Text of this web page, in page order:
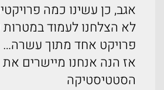
אגב, כן עשינו כמה
פרויקט אחד מתוך עשרה…
אז הנה אנחנו מיישרים את
הסטטיסטיקה